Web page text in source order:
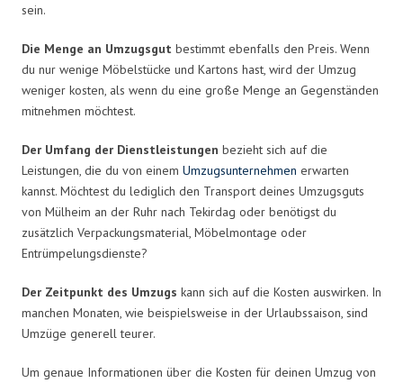
sein.
Die Menge an Umzugsgut bestimmt ebenfalls den Preis. Wenn
du nur wenige Möbelstücke und Kartons hast, wird der Umzug
weniger kosten, als wenn du eine große Menge an Gegenständen
mitnehmen möchtest.
Der Umfang der Dienstleistungen bezieht sich auf die
Leistungen, die du von einem Umzugsunternehmen erwarten
kannst. Möchtest du lediglich den Transport deines Umzugsguts
von Mülheim an der Ruhr nach Tekirdag oder benötigst du
zusätzlich Verpackungsmaterial, Möbelmontage oder
Entrümpelungsdienste?
Der Zeitpunkt des Umzugs kann sich auf die Kosten auswirken. In
manchen Monaten, wie beispielsweise in der Urlaubssaison, sind
Umzüge generell teurer.
Um genaue Informationen über die Kosten für deinen Umzug von